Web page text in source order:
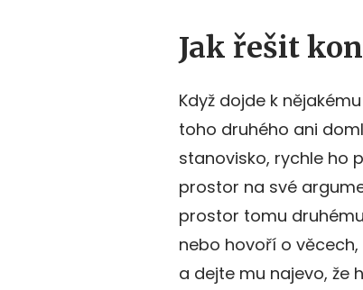
Jak řešit
Když dojde k
toho druhého ani
stanovisko, rychle ho
prostor na své
prostor tomu
nebo hovoří o
a dejte mu najevo, že